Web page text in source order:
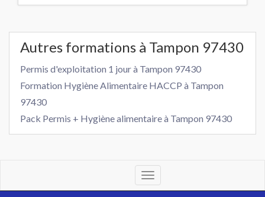
Autres formations à Tampon 97430
Permis d'exploitation 1 jour à Tampon 97430
Formation Hygiène Alimentaire HACCP à Tampon
97430
Pack Permis + Hygiène alimentaire à Tampon 97430
Toggle